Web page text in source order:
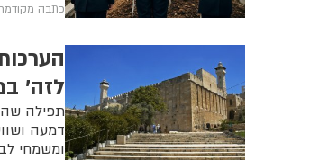
כתבה
לזה'
תפילה
דמעה
ומשמחי